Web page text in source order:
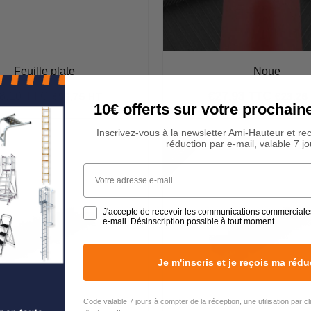
Feuille plate Noue
régulier
E
N
S
T
O
C
K
10€ offerts sur votre
Inscrivez-vous à la newsletter Ami-Hauteur et
réduction par e-mail, valable 7
Votre adresse e-mail
J'accepte de recevoir les communications
e-mail. Désinscription possible à tout moment.
Je m'inscris et je reçois ma
Code valable 7 jours à compter de la réception, une utilisation par